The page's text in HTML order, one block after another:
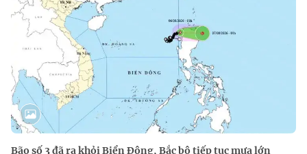
Bão số 3 đã ra khỏi Biển Đông, Bắc bộ tiếp tục mưa lớn